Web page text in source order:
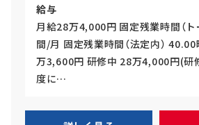
給与
月給28万4,000円 固定残業時間（ト
間/月 固定残業時間（法定内）
万3,600円 研修中 28万4,000円(研
度に…